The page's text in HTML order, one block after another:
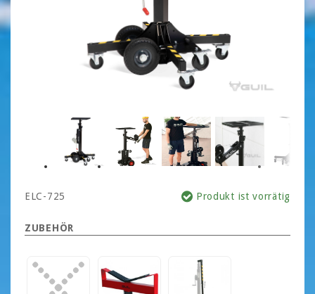
ELC-725 Produkt ist vorrätig
ZUBEHÖR